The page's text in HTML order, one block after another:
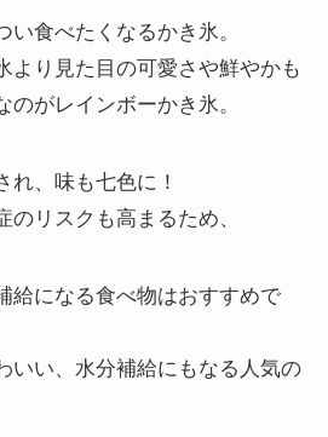
い食べたくなるかき氷。
より見た目の可愛さや鮮やかも
がレインボーかき氷。
れ、味も七色に！
のリスクも高まるため、
給になる食べ物はおすすめで
いい、水分補給にもなる人気の